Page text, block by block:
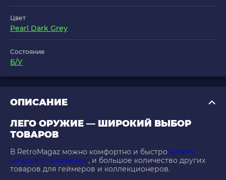
Цвет
Pearl Dark Grey
Состояние
Б/У
ОПИСАНИЕ
ЛЕГО ОРУЖИЕ — ШИРОКИЙ ВЫБОР
ТОВАРОВ
В RetroMagaz можно комфортно и быстро купить
ниндзяго человечки , и большое количество других
товаров для геймеров и коллекционеров.